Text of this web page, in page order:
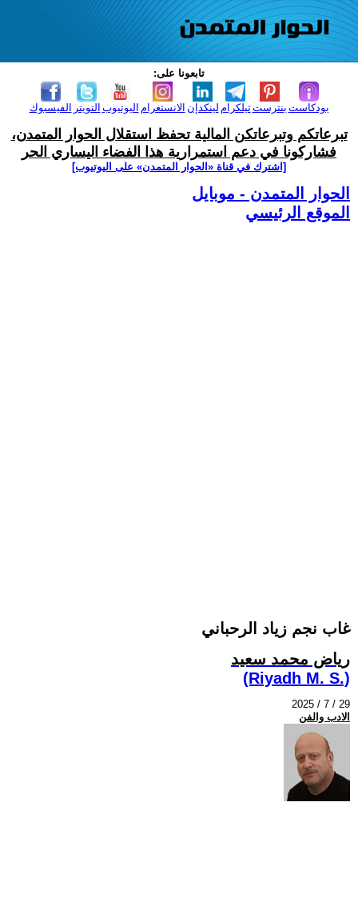
تابعونا على:
الفيسبوك التويتر اليوتيوب الانستغرام لينكدإن تيلكرامبنترست بودكاست
تبرعاتكم وتبرعاتكن المالية تحفظ استقلال الحوار المتمدن،
فشاركونا في دعم استمرارية هذا الفضاء اليساري الحر
[اشترك في قناة ‫«الحوار المتمدن» على اليوتيوب]
الحوار المتمدن - موبايل
الموقع الرئيسي
غاب نجم زياد الرحباني
رياض محمد سعيد
(Riyadh M. S.)
2025 / 7 / 29
الادب والفن